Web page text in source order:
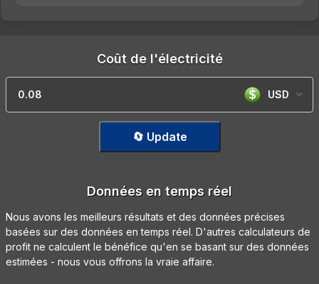
Coût de l'électricité
USD
🔄 Update
Données en temps réel
Nous avons les meilleurs résultats et des données précises
basées sur des données en temps réel. D'autres calculateurs de
profit ne calculent le bénéfice qu'en se basant sur des données
estimées - nous vous offrons la vraie affaire.